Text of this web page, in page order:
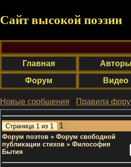
Сайт высокой поэзии
Главная
Авторы
Форум
Видео
Новые сообщения · Правила
Страница 1 из 1 1
Форум поэтов » Форум свободной
публикации стихов » Философия
Бытия